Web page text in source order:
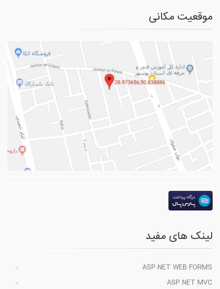
موقعیت مکانی
لینک های مفید
ASP.NET WEB FORMS
ASP.NET MVC